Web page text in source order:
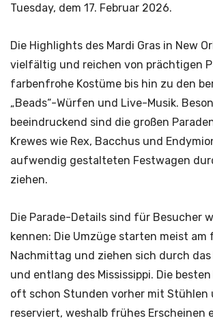
Tuesday, dem 17. Februar 2026.
Die Highlights des Mardi Gras in New
vielfältig und reichen von prächtigen
farbenfrohe Kostüme bis hin zu den
„Beads“-Würfen und Live-Musik.
beeindruckend sind die großen
Krewes wie Rex, Bacchus und
aufwendig gestalteten Festwagen
ziehen.
Die Parade-Details sind für Besucher
kennen: Die Umzüge starten meist am
Nachmittag und ziehen sich durch
und entlang des Mississippi. Die
oft schon Stunden vorher mit Stühlen
reserviert, weshalb frühes Erscheinen